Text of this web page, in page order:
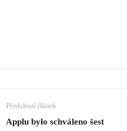
Předchozí článek
Applu bylo schváleno šest